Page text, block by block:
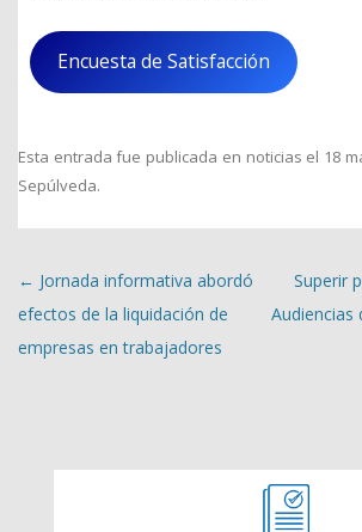
Encuesta de Satisfacción
Esta entrada fue publicada en noticias el 18
Sepúlveda.
Navegación de entradas
← Jornada informativa abordó
efectos de la liquidación de
empresas en trabajadores
Superir
Audiencias